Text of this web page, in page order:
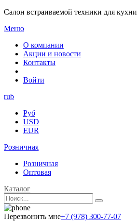
Салон встраиваемой техники для кухни
Меню
О компании
Акции и новости
Контакты
Войти
rub
Руб
USD
EUR
Розничная
Розничная
Оптовая
Каталог
Перезвонить мне+7 (978) 300-77-07